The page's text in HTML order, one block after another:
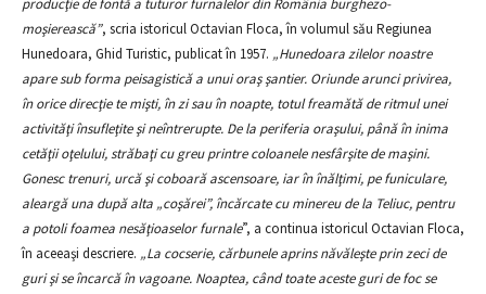
producţie de fontă a tuturor furnalelor din România burghezo-
moşierească”, scria istoricul Octavian Floca, în volumul său Regiunea
Hunedoara, Ghid Turistic, publicat în 1957. „Hunedoara zilelor noastre
apare sub forma peisagistică a unui oraş şantier. Oriunde arunci privirea,
în orice direcţie te mişti, în zi sau în noapte, totul freamătă de ritmul unei
activităţi însufleţite şi neîntrerupte. De la periferia oraşului, până în inima
cetăţii oţelului, străbaţi cu greu printre coloanele nesfârşite de maşini.
Gonesc trenuri, urcă şi coboară ascensoare, iar în înălţimi, pe funiculare,
aleargă una după alta „coşărei”, încărcate cu minereu de la Teliuc, pentru
a potoli foamea nesăţioaselor furnale”, a continua istoricul Octavian Floca,
în aceeaşi descriere. „La cocserie, cărbunele aprins năvăleşte prin zeci de
guri şi se încarcă în vagoane. Noaptea, când toate aceste guri de foc se